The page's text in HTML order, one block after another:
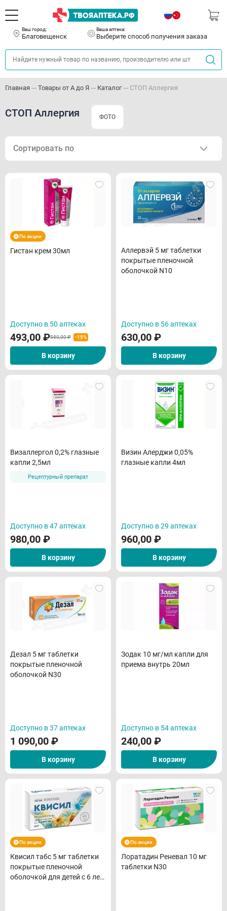
Ваш город:
Благовещенск
Ваша аптека:
Выберите способ получения заказа
Главная Товары от А до Я Каталог СТОП Аллергия
СТОП Аллергия ФОТО
Сортировать по
По акции
Гистан крем 30мл
Доступно в 50 аптеках
580,00 ₽
493,00 ₽ -15%
В корзину
Аллервэй 5 мг таблетки
покрытые пленочной
оболочкой N10
Доступно в 56 аптеках
630,00 ₽
В корзину
Визаллергол 0,2% глазные
капли 2,5мл
Рецептурный препарат
Доступно в 47 аптеках
980,00 ₽
В корзину
Визин Алерджи 0,05%
глазные капли 4мл
Доступно в 29 аптеках
960,00 ₽
В корзину
Дезал 5 мг таблетки
покрытые пленочной
оболочкой N30
Доступно в 37 аптеках
1 090,00 ₽
В корзину
Зодак 10 мг/мл капли для
приема внутрь 20мл
Доступно в 54 аптеках
240,00 ₽
В корзину
По акции
Квисил табс 5 мг таблетки
покрытые пленочной
оболочкой для детей с 6 лет
По акции
Лоратадин Реневал 10 мг
таблетки N30